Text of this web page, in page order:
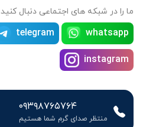
ما را در شبکه های اجتماعی دنبال کنید
whatsapp
telegram
instagram
۰۹۳۹۸۷۶۵۷۶۴
منتظر صدای گرم شما هستیم